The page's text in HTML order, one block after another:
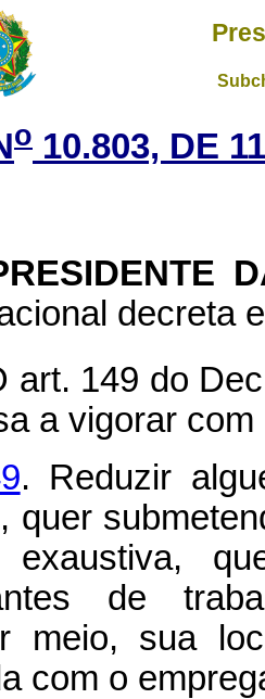
o 10.803, DE
DA
decreta
art. 149 do
a vigorar
. Reduzir
quer
exaustiva,
de
meio, sua
com o